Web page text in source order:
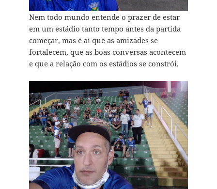
Nem todo mundo entende o prazer de estar
em um estádio tanto tempo antes da partida
começar, mas é aí que as amizades se
fortalecem, que as boas conversas acontecem
e que a relação com os estádios se constrói.